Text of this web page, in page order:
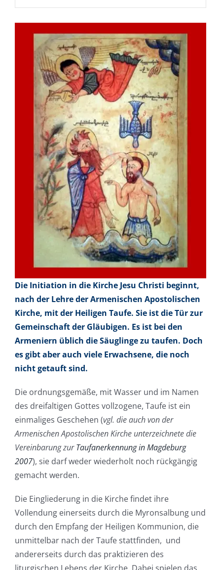
Die Initiation in die Kirche Jesu Christi beginnt,
nach der Lehre der Armenischen Apostolischen
Kirche, mit der Heiligen Taufe. Sie ist die Tür zur
Gemeinschaft der Gläubigen. Es ist bei den
Armeniern üblich die Säuglinge zu taufen. Doch
es gibt aber auch viele Erwachsene, die noch
nicht getauft sind.
Die ordnungsgemäße, mit Wasser und im Namen
des dreifaltigen Gottes vollzogene, Taufe ist ein
einmaliges Geschehen (vgl. die auch von der
Armenischen Apostolischen Kirche unterzeichnete die
Vereinbarung zurTaufanerkennung in Magdeburg
2007), sie darf weder wiederholt noch rückgängig
gemacht werden.
Die Eingliederung in die Kirche findet ihre
Vollendung einerseits durch die Myronsalbung und
durch den Empfang der Heiligen Kommunion, die
unmittelbar nach der Taufe stattfinden, und
andererseits durch das praktizieren des